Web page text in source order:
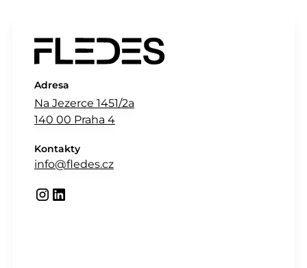
Adresa
Na Jezerce 1451/2a
140 00 Praha 4
Kontakty
info@fledes.cz